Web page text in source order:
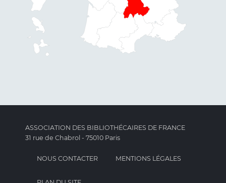
ASSOCIATION DES BIBLIOTHÉCAIRES DE FRANCE
31 rue de Chabrol - 75010 Paris
NOUS CONTACTER MENTIONS LÉGALES